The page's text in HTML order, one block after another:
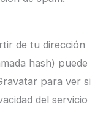
de tu dirección
hash) puede
para ver si
del servicio